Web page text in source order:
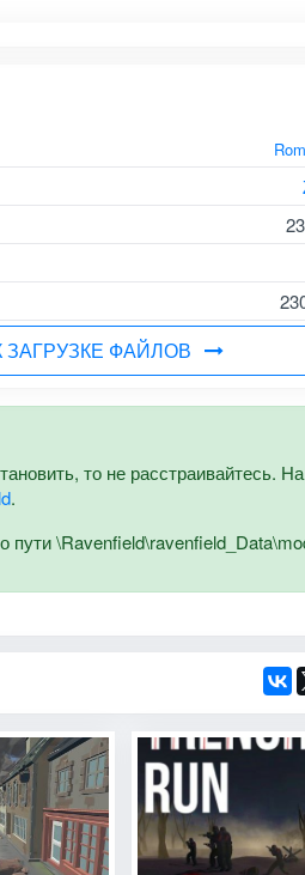
ЗАГРУЗКЕ ФАЙЛОВ
то не расстраивайтесь. На
.